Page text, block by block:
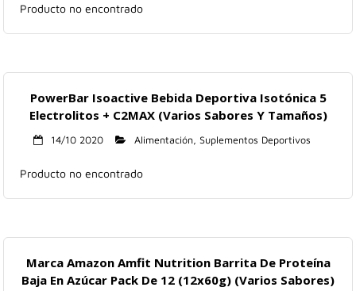
Producto no encontrado
PowerBar Isoactive Bebida Deportiva Isotónica 5
Electrolitos + C2MAX (Varios Sabores Y Tamaños)
14/10 2020 Alimentación, Suplementos Deportivos
Producto no encontrado
Marca Amazon Amfit Nutrition Barrita De Proteína
Baja En Azúcar Pack De 12 (12x60g) (Varios Sabores)